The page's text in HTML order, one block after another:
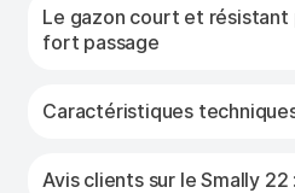
Le gazon court et résistant
fort passage
Caractéristiques
Avis clients sur le Smally 22 :